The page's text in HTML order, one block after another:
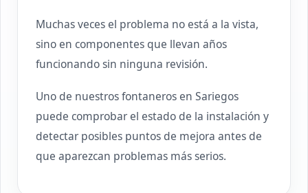
Muchas veces el problema no está a la vista,
sino en componentes que llevan años
funcionando sin ninguna revisión.
Uno de nuestros fontaneros en Sariegos
puede comprobar el estado de la instalación y
detectar posibles puntos de mejora antes de
que aparezcan problemas más serios.